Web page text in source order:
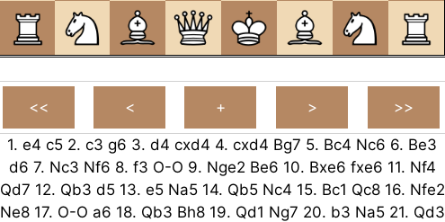
1. e4 c5 2. c3 g6 3. d4 cxd4 4. cxd4 Bg7 5. Bc4 Nc6 6. Be3
d6 7. Nc3 Nf6 8. f3 O-O 9. Nge2 Be6 10. Bxe6 fxe6 11. Nf4
Qd7 12. Qb3 d5 13. e5 Na5 14. Qb5 Nc4 15. Bc1 Qc8 16. Nfe2
Ne8 17. O-O a6 18. Qb3 Bh8 19. Qd1 Ng7 20. b3 Na5 21. Qd3